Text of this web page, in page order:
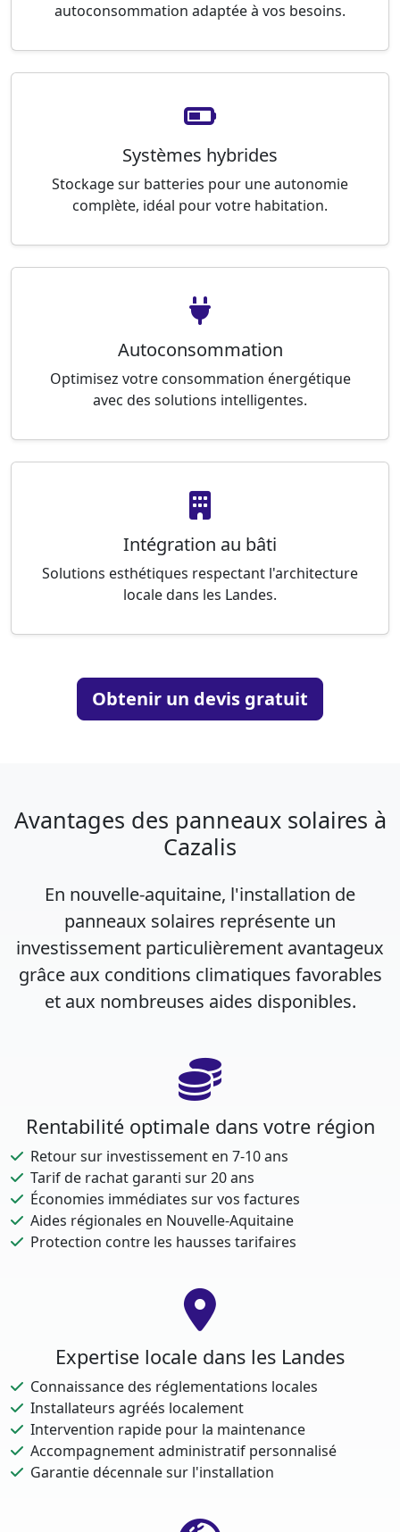
autoconsommation adaptée à vos besoins.
Systèmes hybrides
Stockage sur batteries pour une autonomie
complète, idéal pour votre habitation.
Autoconsommation
Optimisez votre consommation énergétique
avec des solutions intelligentes.
Intégration au bâti
Solutions esthétiques respectant l'architecture
locale dans les Landes.
Obtenir un devis gratuit
Avantages des panneaux solaires à
Cazalis
En nouvelle-aquitaine, l'installation de
panneaux solaires représente un
investissement particulièrement avantageux
grâce aux conditions climatiques favorables
et aux nombreuses aides disponibles.
Rentabilité optimale dans votre région
Retour sur investissement en 7-10 ans
Tarif de rachat garanti sur 20 ans
Économies immédiates sur vos factures
Aides régionales en Nouvelle-Aquitaine
Protection contre les hausses tarifaires
Expertise locale dans les Landes
Connaissance des réglementations locales
Installateurs agréés localement
Intervention rapide pour la maintenance
Accompagnement administratif personnalisé
Garantie décennale sur l'installation